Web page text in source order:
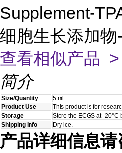
Supplement-
细胞生长添加物
查看相似产品 >
简介
Size/Quantity
5 ml
Product Use
This product is for
Storage
Store the ECGS at -
Shipping Info
Dry ice.
产品详细信息